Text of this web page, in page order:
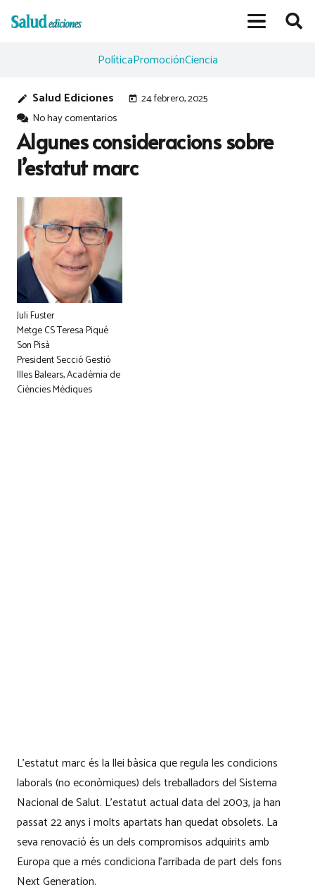
PolíticaPromociónCiencia
edit Salud Ediciones today 24 febrero, 2025
No hay comentarios
Algunes consideracions sobre
l’estatut marc
Juli Fuster
Metge CS Teresa Piqué
Son Pisà
President Secció Gestió
Illes Balears, Acadèmia de
Ciències Mèdiques
L’estatut marc és la llei bàsica que regula les condicions
laborals (no econòmiques) dels treballadors del Sistema
Nacional de Salut. L’estatut actual data del 2003, ja han
passat 22 anys i molts apartats han quedat obsolets. La
seva renovació és un dels compromisos adquirits amb
Europa que a més condiciona l’arribada de part dels fons
Next Generation.